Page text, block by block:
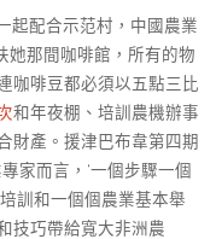
起配合示范村，中國農業
她那間咖啡館，所有的物
咖啡豆都必須以五點三比
和年夜棚、培訓農機辦事
財產。援津巴布韋第四期
家而言，‘一個步驟一個
訓和一個個農業基本舉
技巧帶給寬大非洲農